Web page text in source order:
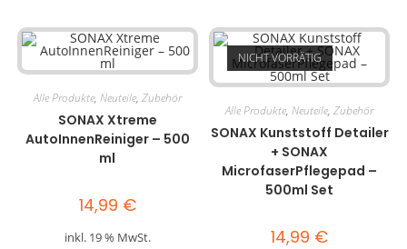
Alle Produkte, Neuteile, Zubehör
SONAX Xtreme
AutoInnenReiniger – 500
ml
14,99 €
inkl. 19 % MwSt.
NICHT VORRÄTIG
Alle Produkte,Neuteile,Zubehör
SONAX Kunststoff Detailer
+ SONAX
MicrofaserPflegepad –
500ml Set
14,99 €